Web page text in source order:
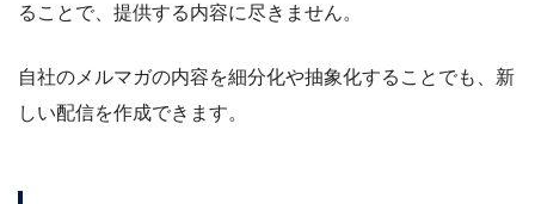
ることで、提供する内容に尽きません。
自社のメルマガの内容を細分化や抽象化することでも、新
しい配信を作成できます。